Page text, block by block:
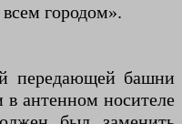
городом».
передающей башни
в антенном носителе